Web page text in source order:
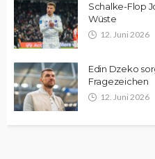
Schalke-Flop
Wüste
12. Juni 2026
Edin Dzeko
Fragezeichen
12. Juni 2026